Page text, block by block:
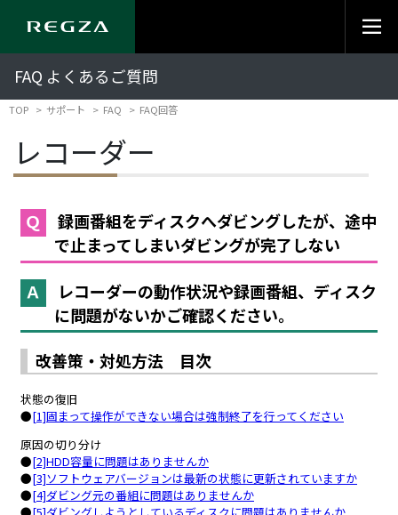
FAQ よくあるご質問
TOP サポート FAQ FAQ回答
レコーダー